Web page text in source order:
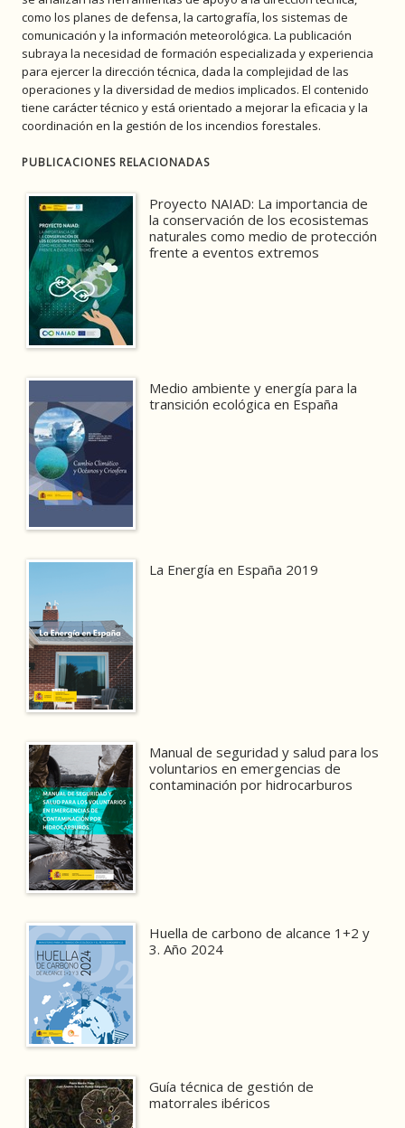
como los planes de defensa, la cartografía, los sistemas de
comunicación y la información meteorológica. La publicación
subraya la necesidad de formación especializada y experiencia
para ejercer la dirección técnica, dada la complejidad de las
operaciones y la diversidad de medios implicados. El contenido
tiene carácter técnico y está orientado a mejorar la eficacia y la
coordinación en la gestión de los incendios forestales.
PUBLICACIONES RELACIONADAS
Proyecto NAIAD: La importancia de
la conservación de los ecosistemas
naturales como medio de protección
frente a eventos extremos
Medio ambiente y energía para la
transición ecológica en España
La Energía en España 2019
Manual de seguridad y salud para los
voluntarios en emergencias de
contaminación por hidrocarburos
Huella de carbono de alcance 1+2 y
3. Año 2024
Guía técnica de gestión de
matorrales ibéricos